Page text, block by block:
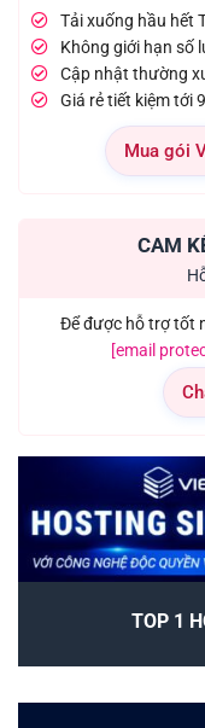
Tải xuống hầu hết
Không giới hạn số
Cập nhật thường
Giá rẻ tiết kiệm tới
Mua gói
CAM
Để được hỗ trợ tốt
[email
TOP 1